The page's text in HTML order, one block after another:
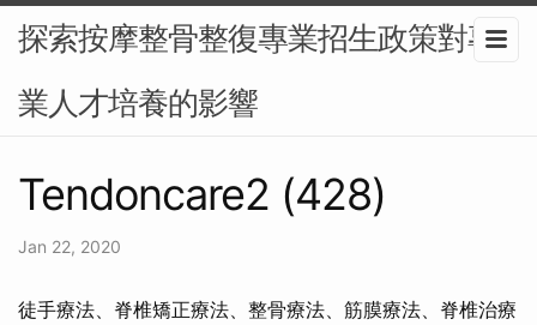
探索按摩整骨整復專業招生政策對專
業人才培養的影響
Tendoncare2 (428)
Jan 22, 2020
徒手療法、脊椎矯正療法、整骨療法、筋膜療法、脊椎治療